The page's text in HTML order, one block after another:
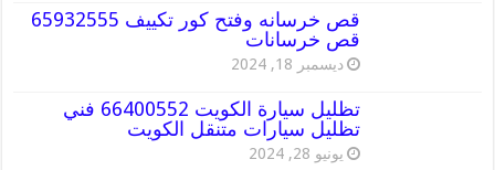
قص خرسانه وفتح كور تكييف 65932555
قص خرسانات
ديسمبر 18, 2024
تظليل سيارة الكويت 66400552 فني
تظليل سيارات متنقل الكويت
يونيو 28, 2024